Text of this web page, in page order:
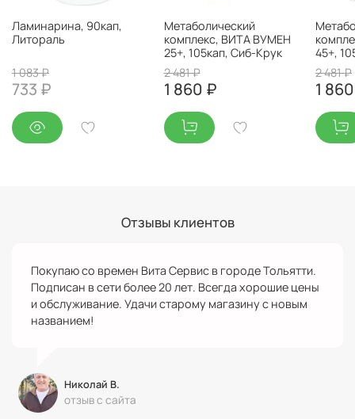
Ламинарина, 90кап,
Литораль
1 083 ₽
733 ₽
Метаболический
комплекс, ВИТА ВУМЕН
25+, 105кап, Сиб-Крук
2 481 ₽
1 860 ₽
45+,
2 481 ₽
1
Отзывы клиентов
Покупаю со времен Вита Сервис в городе Тольятти.
Подписан в сети более 20 лет. Всегда хорошие цены
и обслуживание. Удачи старому магазину с новым
названием!
Николай В.
отзыв с сайта